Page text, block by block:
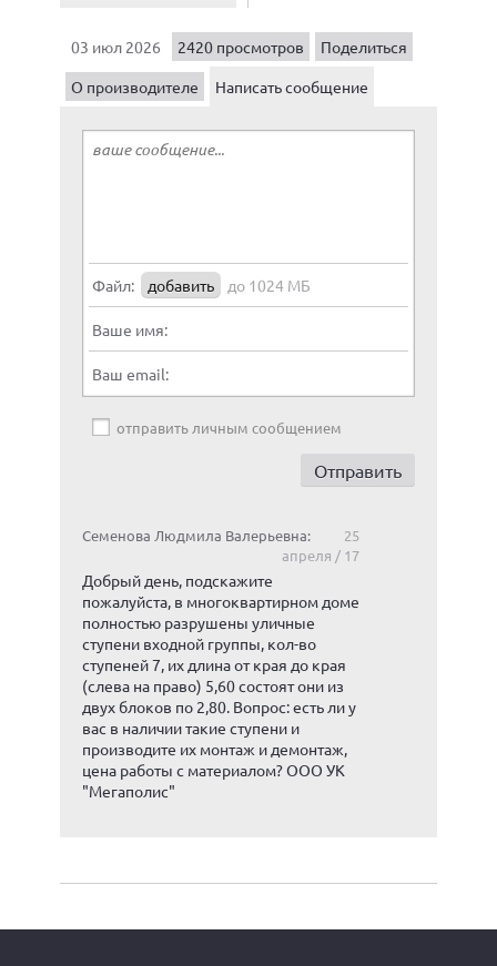
03 июл 2026 2420 просмотров
Поделиться
О производителе
Написать сообщение
Файл: добавить до 1024 МБ
Ваше имя:
Ваш email:
отправить личным сообщением
Семенова Людмила Валерьевна:
25
апреля / 17
Добрый день, подскажите
пожалуйста, в многоквартирном доме
полностью разрушены уличные
ступени входной группы, кол-во
ступеней 7, их длина от края до края
(слева на право) 5,60 состоят они из
двух блоков по 2,80. Вопрос: есть ли у
вас в наличии такие ступени и
производите их монтаж и демонтаж,
цена работы с материалом? ООО УК
"Мегаполис"